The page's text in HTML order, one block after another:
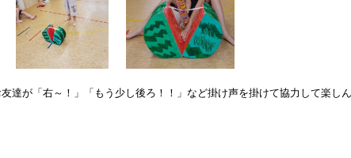
達が「右～！」「もう少し後ろ！！」など掛け声を掛けて協力して楽し